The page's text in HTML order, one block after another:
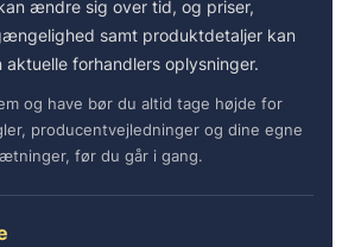
ændre sig over tid, og priser,
samt produktdetaljer kan
forhandlers oplysninger.
og have bør du altid tage højde for
producentvejledninger og dine egne
før du går i gang.